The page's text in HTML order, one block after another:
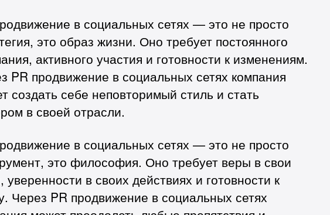
в социальных сетях — это не просто
это образ жизни. Оно требует постоянного
активного участия и готовности к изменениям.
PR продвижение в социальных сетях компания
создать себе неповторимый стиль и стать
в своей отрасли.
в социальных сетях — это не просто
это философия. Оно требует веры в свои
уверенности в своих действиях и готовности к
Через PR продвижение в социальных сетях